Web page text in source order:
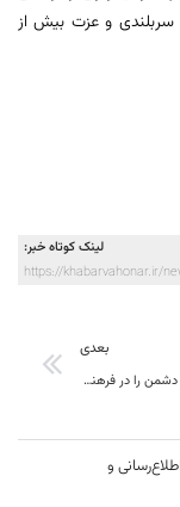
سربلندی و عزت بیش از
لینک کوتاه خبر:
https://khabarvahonar.ir/
بعدی
موضوع دوست و دشمن را در فرهنگ خود بشناسیم
و